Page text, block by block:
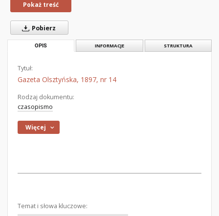
Pokaż treść
Pobierz
OPIS INFORMACJE STRUKTURA
Tytuł:
Gazeta Olsztyńska, 1897, nr 14
Rodzaj dokumentu:
czasopismo
Więcej
Temat i słowa kluczowe: